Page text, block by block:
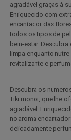
agradável graças à
Enriquecido com
encantador das
todos os tipos de
bem-estar.
limpa enquanto
revitalizante e
Descubra os
Tiki monoi, que lhe
agradável.
no aroma
delicadamente